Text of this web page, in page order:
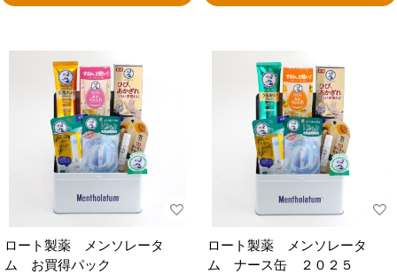
ロート製薬 メンソレータ
ム お買得パック
ロート製薬 メンソレータ
ム ナース缶 ２０２５